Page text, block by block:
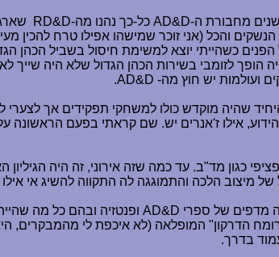
מחבורת ה-AD&D כל-כך נהנו מה-RD&D
והכל (אני זוכר שמישהו אפילו טרח להכין
כשהייתי יוצא למשימת חיסול בשביל הכהן
לזומבי בשירות הכהן הגדול שלא היה שייך
ועולמות יש חוץ מה- AD&D
.
הידוע, אילו ז'אנרים יש. שם קראתי בפעם הראשונה
כגון מד"ב. עד כמה שזה אירוני, זה היה
מיצוב הלכה והתמוגגה לה התקווה להשיג אי
מדפים של ספרי AD&D ופנטזיה ובהם כל מה
המופלאה (לא איכפת לי מהמבקרים, היא
בדרך.